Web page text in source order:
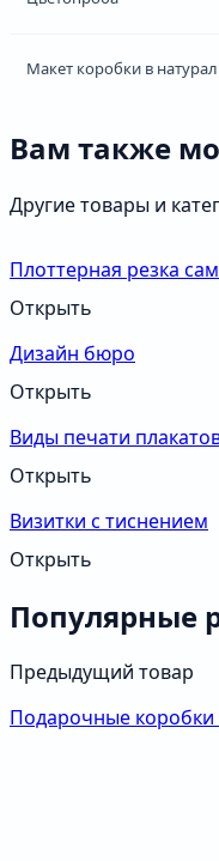
Макет коробки в
Вам также
Другие товары и
Плоттерная резка
Открыть
Дизайн бюро
Открыть
Виды печати
Открыть
Визитки с тиснением
Открыть
Популярные
Предыдущий товар
Подарочные коробки